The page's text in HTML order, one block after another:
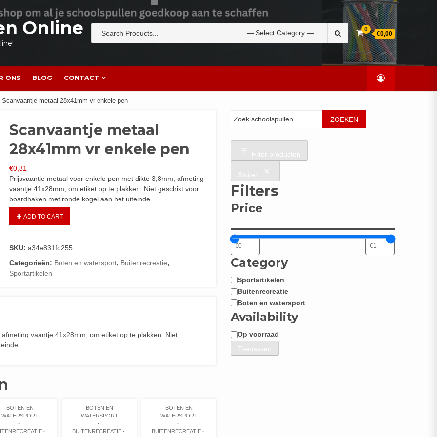
Online
naar:
0
€0,00
ONS BLOG CONTACT
Scanvaantje metaal 28x41mm vr enkele pen
Scanvaantje metaal
28x41mm vr enkele pen
€0,81
Prijsvaantje metaal voor enkele pen met dikte 3,8mm, afmeting
vaantje 41x28mm, om etiket op te plakken. Niet geschikt voor
boardhaken met ronde kogel aan het uiteinde.
ADD TO CART
SKU: a34e831fd255
Categorieën: Boten en watersport, Buitenrecreatie,
Sportartikelen
vaantje 41x28mm, om etiket op te plakken. Niet
BOTEN EN
WATERSPORT
BOTEN EN
WATERSPORT
BUITENRECREATIE
BOTEN EN
WATERSPORT
BUITENRECREATIE
ZOEKEN
Filter producten
Sluiten
Filters
Price
Category
Categorie
Sportartikelen
Buitenrecreatie
Boten en watersport
Availability
Beschikbaarheid
Op voorraad
Toepassen